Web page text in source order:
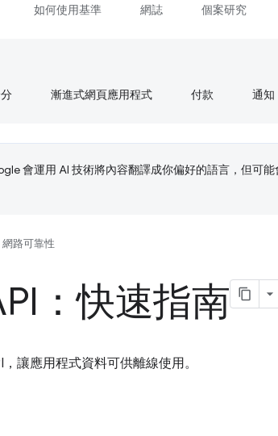
如何使用基準 網誌 個案研究
漸進式網頁應用程式 付款 通知
會運用 AI 技術將內容翻譯成你偏好的語言，但可能
網路可靠性
：快速指南
讓應用程式資料可供離線使用。